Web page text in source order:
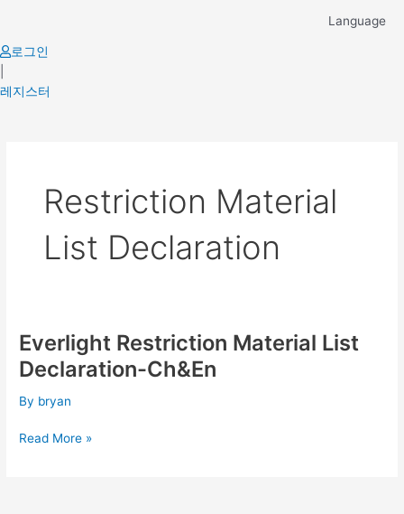
content
Language
로그인
레지스터
Restriction Material
List Declaration
Everlight Restriction Material List
Declaration-Ch&En
By bryan
Everlight
Restriction
Material
List
Ch&En
Read More »